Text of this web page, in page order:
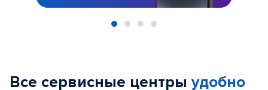
Все сервисные центры удобно